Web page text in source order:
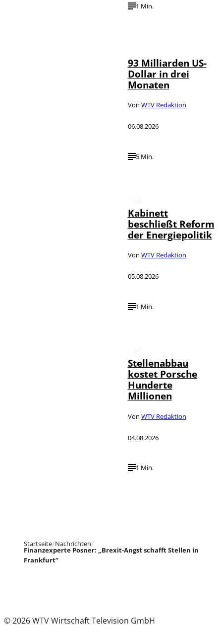
1 Min.
93 Milliarden US-
Dollar in drei
Monaten
Von WTV Redaktion
06.08.2026
5 Min.
Kabinett
beschließt Reform
der Energiepolitik
Von WTV Redaktion
05.08.2026
1 Min.
Stellenabbau
kostet Porsche
Hunderte
Millionen
Von WTV Redaktion
04.08.2026
1 Min.
Startseite Nachrichten
Finanzexperte Posner: „Brexit-Angst schafft Stellen in
Frankfurt“
© 2026 WTV Wirtschaft Television GmbH